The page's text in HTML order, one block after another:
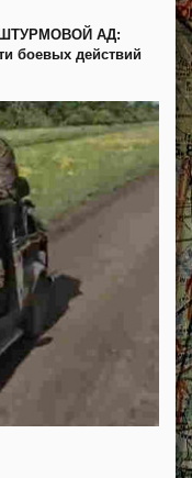
ШТУРМОВОЙ АД:
боевых действий